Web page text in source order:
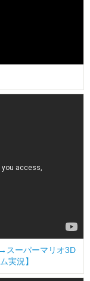
スーパーマリオ3D
実況】